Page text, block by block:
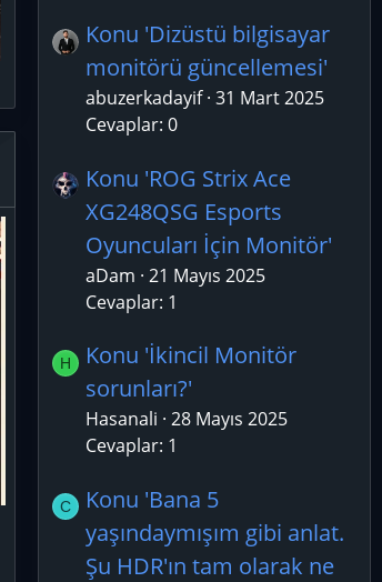
Konu 'Dizüstü bilgisayar
monitörü güncellemesi'
abuzerkadayif 31 Mart 2025
Cevaplar: 0
Konu 'ROG Strix Ace
XG248QSG Esports
Oyuncuları İçin Monitör'
aDam 21 Mayıs 2025
Cevaplar: 1
H
Konu 'İkincil Monitör
sorunları?'
Hasanali 28 Mayıs 2025
Cevaplar: 1
C
Konu 'Bana 5
yaşındaymışım gibi anlat.
Şu HDR'ın tam olarak ne